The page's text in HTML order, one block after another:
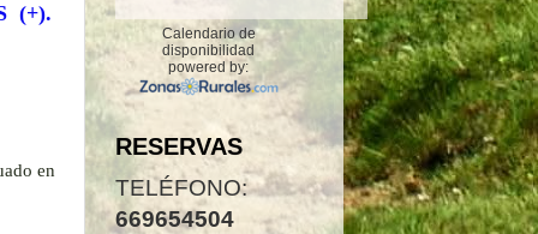
(+).
en
Calendario de
disponibilidad
powered by:
RESERVAS
TELÉFONO:
669654504